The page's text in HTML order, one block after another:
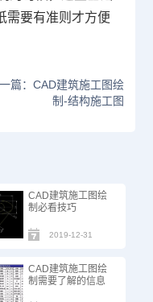
需要有准则才方便
篇：CAD建筑施工图绘
制-结构施工图
CAD建筑施工图绘
制必看技巧
2019-12-31
CAD建筑施工图绘
制需要了解的信息